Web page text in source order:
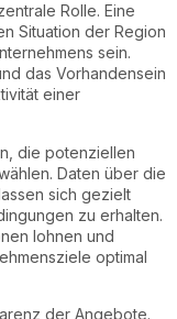
Rolle. Eine
Situation der Region
sein.
das Vorhandensein
einer
die potenziellen
Daten über die
sich gezielt
zu erhalten.
lohnen und
optimal
der Angebote.